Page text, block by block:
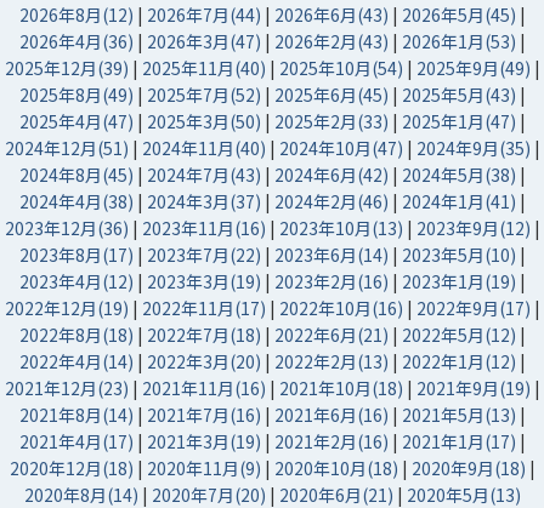
2026年8月(12) | 2026年7月(44) | 2026年6月(43) | 2026年5月(45) |
2026年4月(36) | 2026年3月(47) | 2026年2月(43) | 2026年1月(53) |
2025年12月(39) | 2025年11月(40) | 2025年10月(54) | 2025年9月(49) |
2025年8月(49) | 2025年7月(52) | 2025年6月(45) | 2025年5月(43) |
2025年4月(47) | 2025年3月(50) | 2025年2月(33) | 2025年1月(47) |
2024年12月(51) | 2024年11月(40) | 2024年10月(47) | 2024年9月(35) |
2024年8月(45) | 2024年7月(43) | 2024年6月(42) | 2024年5月(38) |
2024年4月(38) | 2024年3月(37) | 2024年2月(46) | 2024年1月(41) |
2023年12月(36) | 2023年11月(16) | 2023年10月(13) | 2023年9月(12) |
2023年8月(17) | 2023年7月(22) | 2023年6月(14) | 2023年5月(10) |
2023年4月(12) | 2023年3月(19) | 2023年2月(16) | 2023年1月(19) |
2022年12月(19) | 2022年11月(17) | 2022年10月(16) | 2022年9月(17) |
2022年8月(18) | 2022年7月(18) | 2022年6月(21) | 2022年5月(12) |
2022年4月(14) | 2022年3月(20) | 2022年2月(13) | 2022年1月(12) |
2021年12月(23) | 2021年11月(16) | 2021年10月(18) | 2021年9月(19) |
2021年8月(14) | 2021年7月(16) | 2021年6月(16) | 2021年5月(13) |
2021年4月(17) | 2021年3月(19) | 2021年2月(16) | 2021年1月(17) |
2020年12月(18) | 2020年11月(9) | 2020年10月(18) | 2020年9月(18) |
2020年8月(14) | 2020年7月(20) | 2020年6月(21) | 2020年5月(13)